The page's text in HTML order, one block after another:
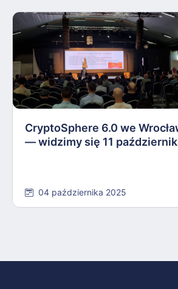
CryptoSphere 6.0 we
— widzimy się 11
04 października 2025